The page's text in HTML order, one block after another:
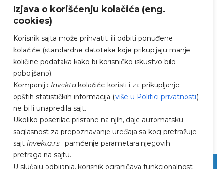
Izjava o korišćenju kolačića (eng.
cookies)
Korisnik sajta može prihvatiti ili odbiti ponuđene
kolačiće (standardne datoteke koje prikupljaju manje
količine podataka kako bi korisničko iskustvo bilo
poboljšano).
Kompanija Invekta kolačiće koristi i za prikupljanje
opštih statističkih informacija (više u Politici privatnosti)
ne bi li unapredila sajt.
Ukoliko posetilac pristane na njih, daje automatsku
saglasnost za prepoznavanje uređaja sa kog pretražuje
sajt invekta.rs i pamćenje parametara njegovih
pretraga na sajtu.
U slučaju odbijanja, korisnik ograničava funkcionalnost
PRATITE NAS NA FEJSBUKU I
INSTAGRAMU